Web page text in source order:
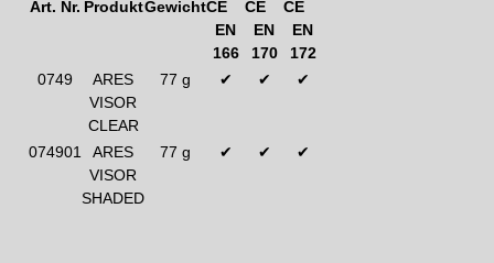
Art. Nr. ProduktGewichtCE
EN
166
CE
EN
170
CE
EN
172
0749
ARES
VISOR
CLEAR
77 g ✔ ✔ ✔
074901
ARES
VISOR
SHADED
77 g ✔ ✔ ✔